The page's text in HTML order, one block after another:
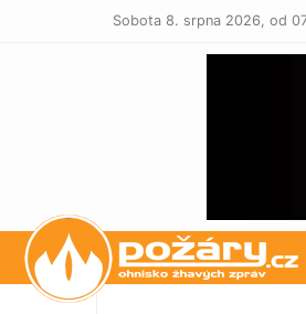
Sobota 8. srpna 2026, od
POŽÁRY.cz